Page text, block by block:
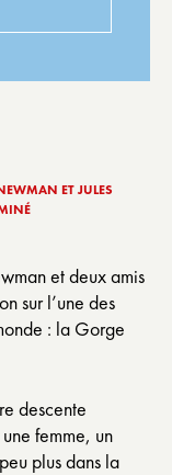
ET JULES
et deux amis
sur l’une des
: la Gorge
descente
femme, un
plus dans la